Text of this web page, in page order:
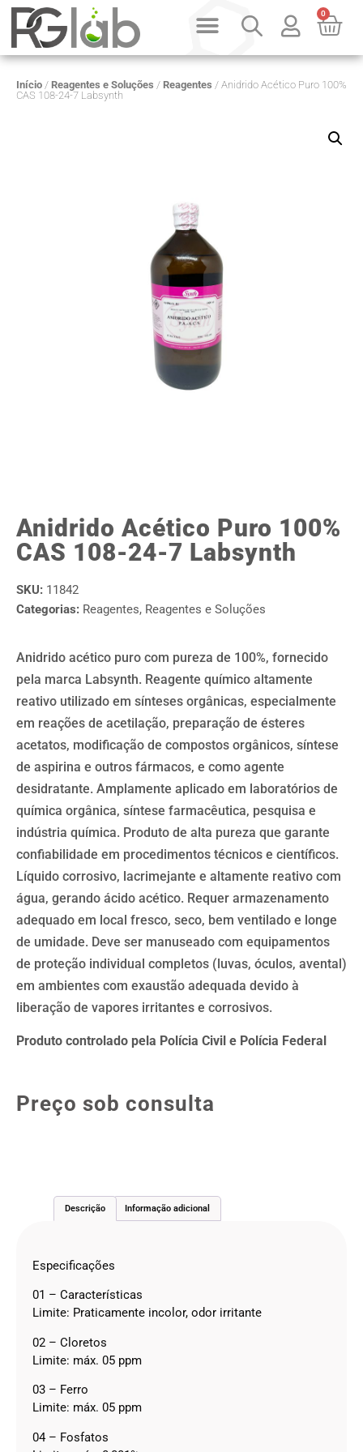
0
Início / Reagentes e Soluções / Reagentes / Anidrido Acético Puro 100%
CAS 108-24-7 Labsynth
Anidrido Acético Puro 100%
CAS 108-24-7 Labsynth
SKU: 11842
Categorias: Reagentes, Reagentes e Soluções
Anidrido acético puro com pureza de 100%, fornecido
pela marca Labsynth. Reagente químico altamente
reativo utilizado em sínteses orgânicas, especialmente
em reações de acetilação, preparação de ésteres
acetatos, modificação de compostos orgânicos, síntese
de aspirina e outros fármacos, e como agente
desidratante. Amplamente aplicado em laboratórios de
química orgânica, síntese farmacêutica, pesquisa e
indústria química. Produto de alta pureza que garante
confiabilidade em procedimentos técnicos e científicos.
Líquido corrosivo, lacrimejante e altamente reativo com
água, gerando ácido acético. Requer armazenamento
adequado em local fresco, seco, bem ventilado e longe
de umidade. Deve ser manuseado com equipamentos
de proteção individual completos (luvas, óculos, avental)
em ambientes com exaustão adequada devido à
liberação de vapores irritantes e corrosivos.
Produto controlado pela Polícia Civil e Polícia Federal
Preço sob consulta
Descrição Informação adicional
Especificações
01 – Características
Limite: Praticamente incolor, odor irritante
02 – Cloretos
Limite: máx. 05 ppm
03 – Ferro
Limite: máx. 05 ppm
04 – Fosfatos